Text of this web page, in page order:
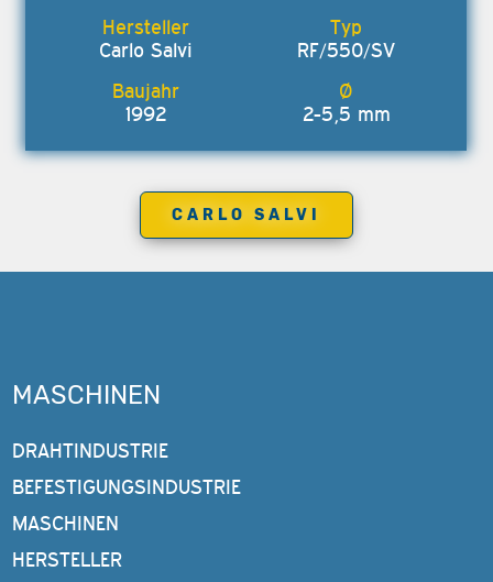
Carlo Salvi RF/550/SV
1992 2-5,5 mm
CARLO SALVI
MASCHINEN
DRAHTINDUSTRIE
BEFESTIGUNGSINDUSTRIE
MASCHINEN
HERSTELLER